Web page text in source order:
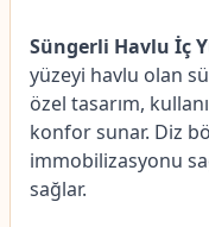
Süngerli Havlu İç
yüzeyi havlu olan
özel tasarım,
konfor sunar. Diz
immobilizasyonu
sağlar.